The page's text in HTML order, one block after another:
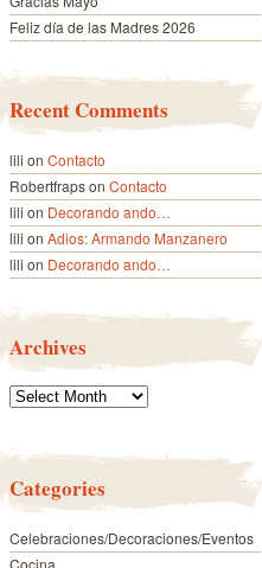
Feliz día de las Madres 2026
Recent Comments
lili on Contacto
Robertfrapson Contacto
lili on Decorando ando…
lili on Adios: Armando Manzanero
lili on Decorando ando…
Archives
Archives
Categories
Celebraciones/Decoraciones/Eventos
Cocina